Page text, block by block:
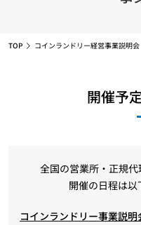
TOP コインランドリー経営事業説明会
開催予
全国の営業所・正規代
開催の日程は以
コインランドリー事業説